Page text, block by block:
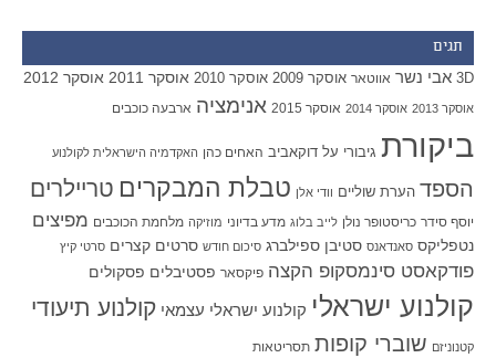
תגים
3D אבי נשר אווטאר אוסקר 2009 אוסקר 2010 אוסקר 2011 אוסקר 2012
אוסקר 2013 אוסקר 2014 אוסקר 2015 אנימציה ארבעה כוכבים
ביקורת גיבורי על דוקאביב האחים כהן האקדמיה הישראלית לקולנוע
הספד הערת שוליים וודי אלן טבלת המבקרים טריילרים
יוסף סידר כריסטופר נולן לייב בלוג מדע בדיוני מוזיקה מלחמת הכוכבים מפיצים
נטפליקס סאנדאנס סטיבן ספילברג סיכום חודש סרטים קצרים סרטי קיץ
פודקאסט סינמסקופ הקצה פיקסאר פסטיבלים פסקולים
קולנוע ישראלי קולנוע ישראלי עצמאי קולנוע תיעודי
קטנוניזם שוברי קופות תסריטאות